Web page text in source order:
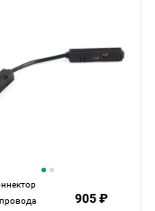
905 ₽